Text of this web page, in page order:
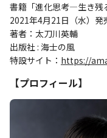
書籍「進化思考―生き残
2021年4月21日（水）発
著者：太刀川英輔
出版社 : 海士の風
特設サイト： https://
【プロフィール】